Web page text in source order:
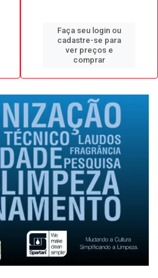
Faça seu login ou
cadastre-se para
ver preços e
comprar